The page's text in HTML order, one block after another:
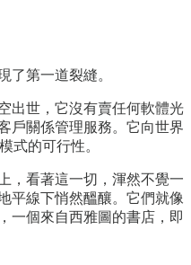
了第一道裂縫。
出世，它沒有賣任何軟體光
戶關係管理服務。它向世界
式的可行性。
，看著這一切，渾然不覺一
平線下悄然醞釀。它們就像
一個來自西雅圖的書店，即